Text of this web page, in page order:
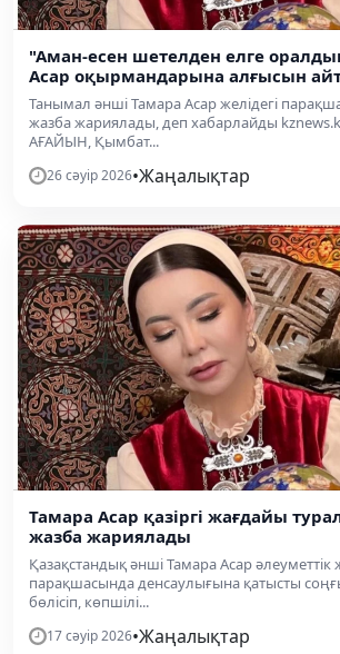
"Аман-есен шетелден елге
Асар оқырмандарына алғысын
Танымал әнші Тамара Асар желідегі
жазба жариялады, деп хабарлайды
АҒАЙЫН, Қымбат...
26 сәуір 2026•Жаңалықтар
Тамара Асар қазіргі жағдайы
жазба жариялады
Қазақстандық әнші Тамара Асар әлеуметтік
парақшасында денсаулығына қатысты
бөлісіп, көпшілі...
17 сәуір 2026•Жаңалықтар